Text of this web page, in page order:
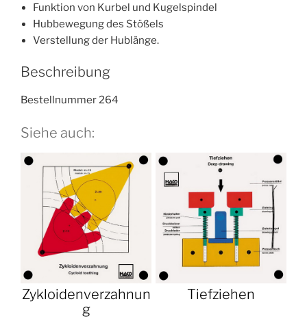
Funktion von Kurbel und Kugelspindel
Hubbewegung des Stößels
Verstellung der Hublänge.
Beschreibung
Bestellnummer 264
Siehe auch:
Zykloidenverzahnun
g
Tiefziehen